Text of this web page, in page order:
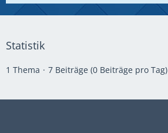
Statistik
1 Thema 7 Beiträge (0 Beiträge pro Tag)